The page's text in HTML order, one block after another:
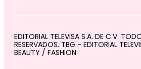
EDITORIAL TELEVISA S.A. DE C.V.
RESERVADOS. TBG - EDITORIAL
BEAUTY / FASHION